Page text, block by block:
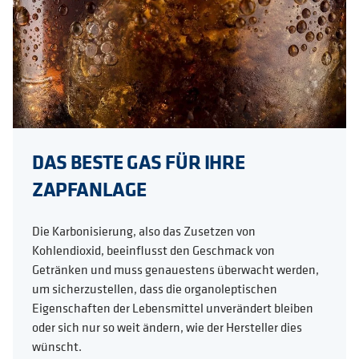
DAS BESTE GAS FÜR IHRE
ZAPFANLAGE
Die Karbonisierung, also das Zusetzen von
Kohlendioxid, beeinflusst den Geschmack von
Getränken und muss genauestens überwacht werden,
um sicherzustellen, dass die organoleptischen
Eigenschaften der Lebensmittel unverändert bleiben
oder sich nur so weit ändern, wie der Hersteller dies
wünscht.